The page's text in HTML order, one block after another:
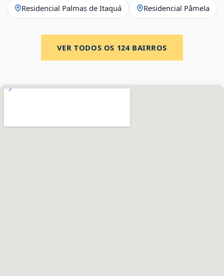
Residencial Palmas de Itaquá Residencial Pâmela
VER TODOS OS 124BAIRROS